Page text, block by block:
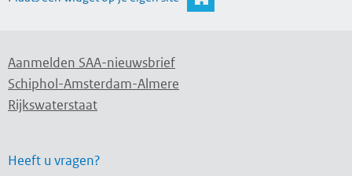
Aanmelden SAA-nieuwsbrief
Schiphol-Amsterdam-Almere
Rijkswaterstaat
Heeft u vragen?